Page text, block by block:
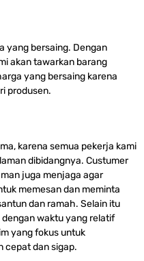
yang bersaing. Dengan
akan tawarkan barang
yang bersaing karena
produsen.
karena semua pekerja kami
dibidangnya. Custumer
juga menjaga agar
memesan dan meminta
dan ramah. Selain itu
waktu yang relatif
yang fokus untuk
cepat dan sigap.